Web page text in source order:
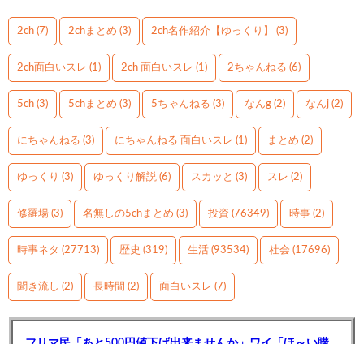
2ch (7) 2chまとめ (3) 2ch名作紹介【ゆっくり】 (3)
2ch面白いスレ (1) 2ch 面白いスレ (1) 2ちゃんねる (6)
5ch (3) 5chまとめ (3) 5ちゃんねる (3) なんg (2) なんj (2)
にちゃんねる (3) にちゃんねる 面白いスレ (1) まとめ (2)
ゆっくり (3) ゆっくり解説 (6) スカッと (3) スレ (2)
修羅場 (3) 名無しの5chまとめ (3) 投資 (76349) 時事 (2)
時事ネタ (27713) 歴史 (319) 生活 (93534) 社会 (17696)
聞き流し (2) 長時間 (2) 面白いスレ (7)